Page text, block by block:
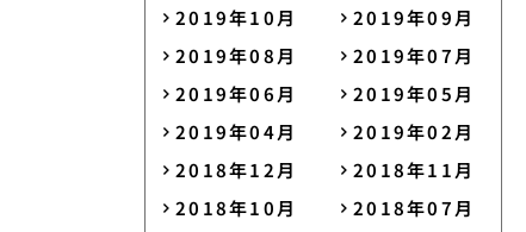
2019年10月
2019年09月
2019年08月
2019年07月
2019年06月
2019年05月
2019年04月
2019年02月
2018年12月
2018年11月
2018年10月
2018年07月